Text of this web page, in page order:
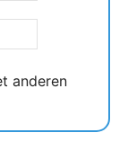
anderen